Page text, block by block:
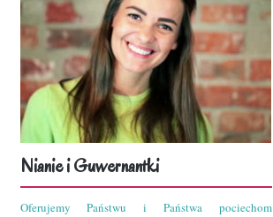
Nianie i Guwernantki
Oferujemy Państwu i Państwa pociechom